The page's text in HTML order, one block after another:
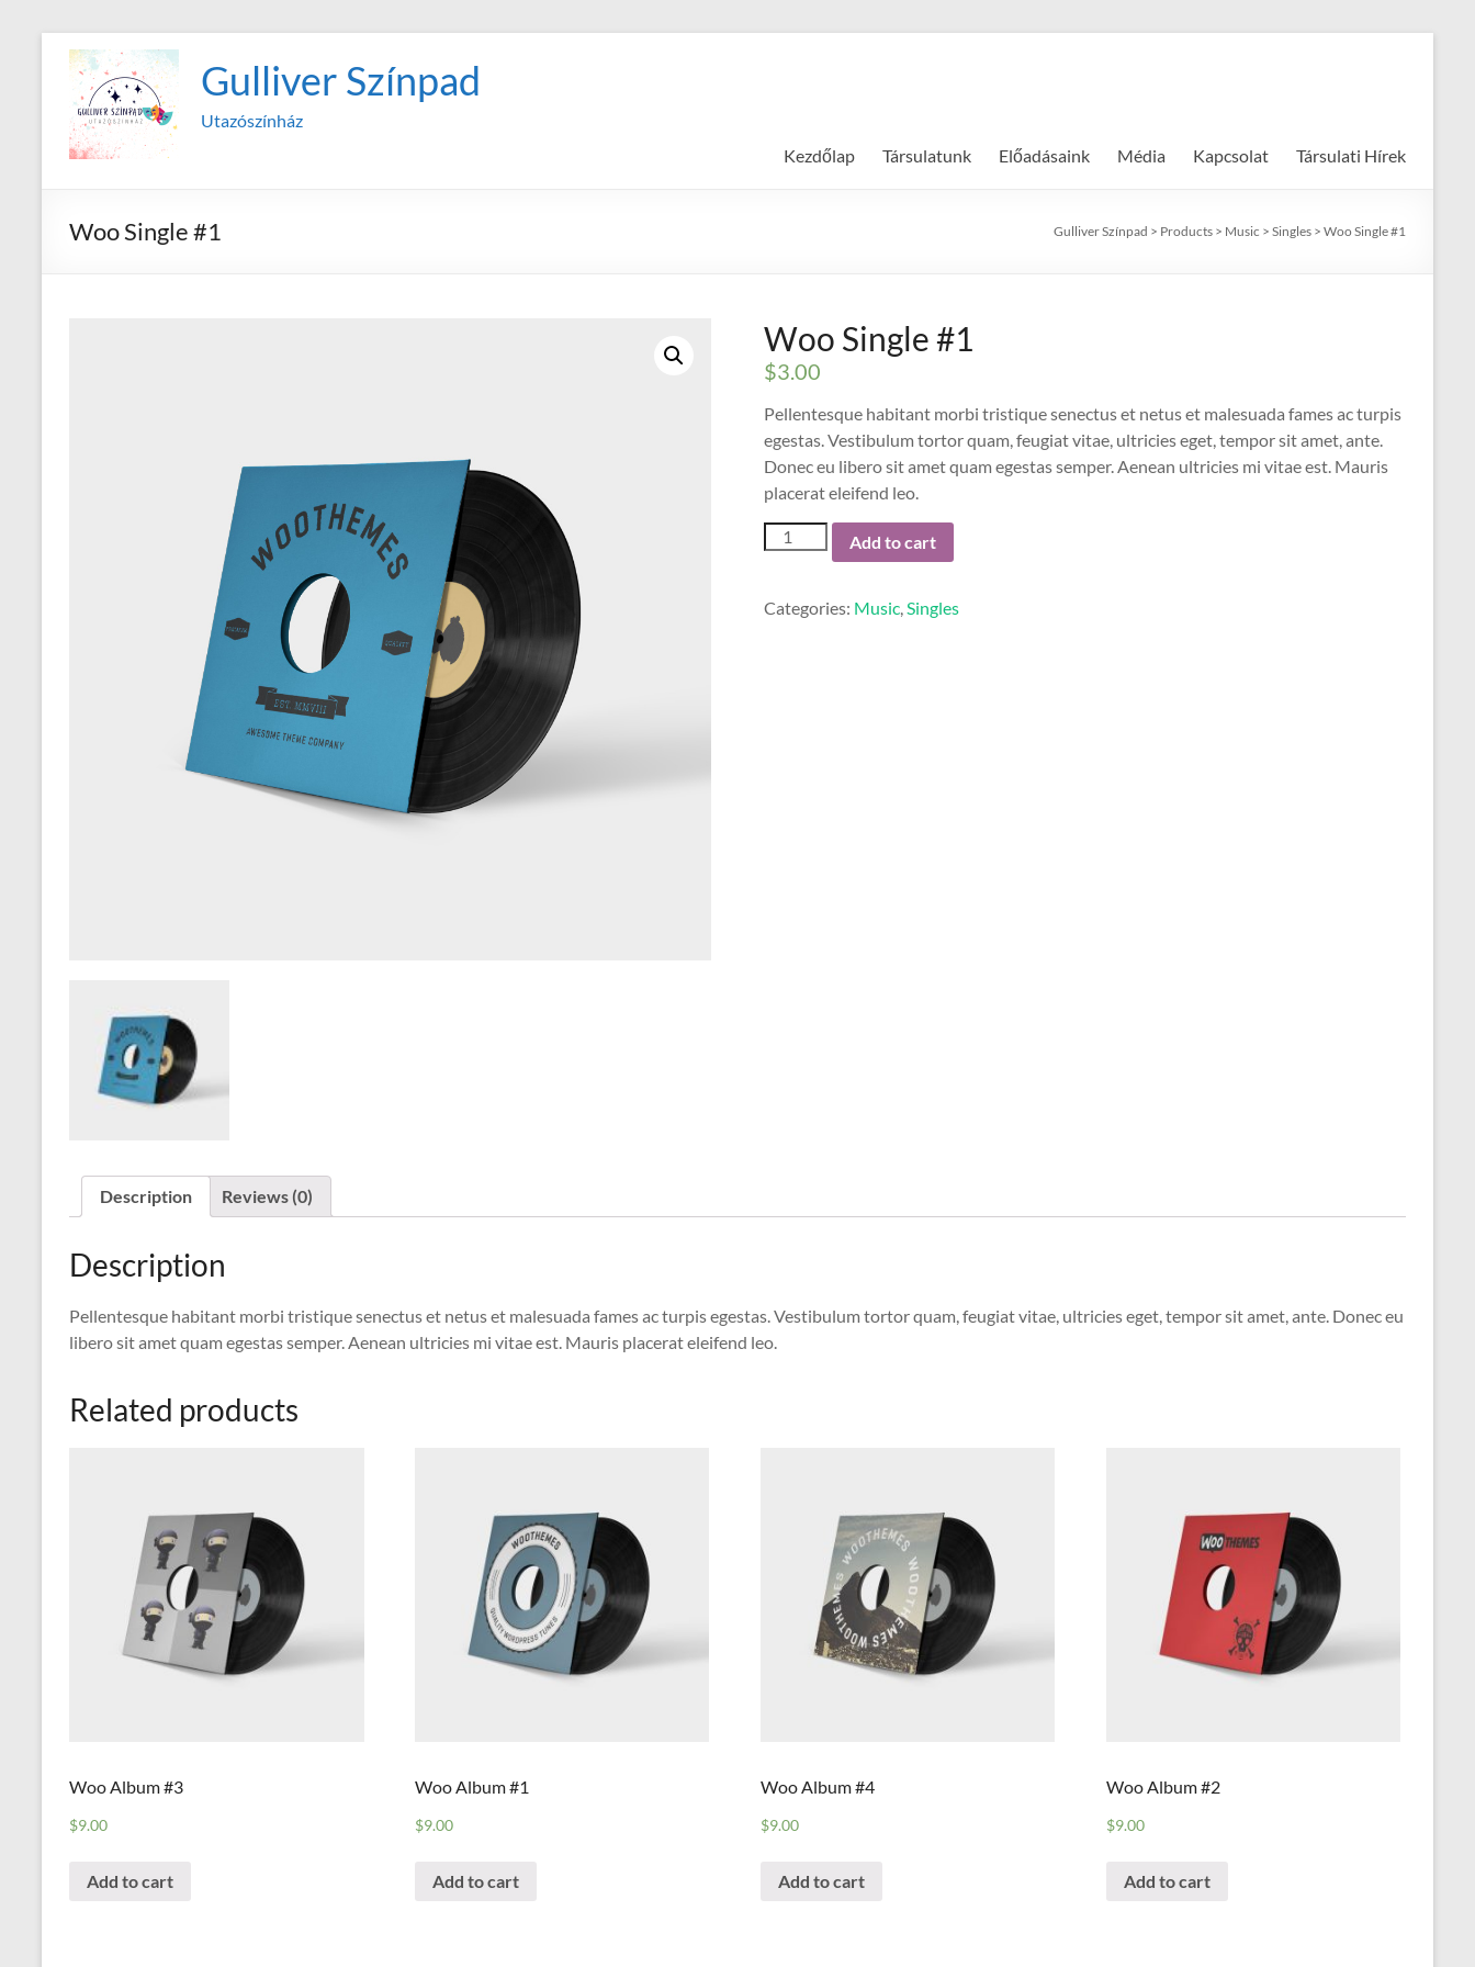
content
Gulliver Színpad
Utazószínház
Kezdőlap Társulatunk Előadásaink Média Kapcsolat Társulati Hírek
Woo Single #1 Gulliver Színpad > Products > Music > Singles > Woo Single #1
Woo Single #1
$3.00
Pellentesque habitant morbi tristique senectus et netus et malesuada fames ac turpis
egestas. Vestibulum tortor quam, feugiat vitae, ultricies eget, tempor sit amet, ante.
Donec eu libero sit amet quam egestas semper. Aenean ultricies mi vitae est. Mauris
placerat eleifend leo.
Woo
Single
Add to cart
Categories: Music Singles
Description Reviews (0)
Description
Pellentesque habitant morbi tristique senectus et netus et malesuada fames ac turpis egestas. Vestibulum tortor quam, feugiat vitae, ultricies eget, tempor sit amet, ante. Donec eu
libero sit amet quam egestas semper. Aenean ultricies mi vitae est. Mauris placerat eleifend leo.
Related products
Woo Album #3
$9.00
Add to cart
Woo Album #1
$9.00
Add to cart
Woo Album #4
$9.00
Add to cart
Woo Album #2
$9.00
Add to cart